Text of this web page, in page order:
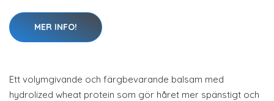
MER INFO!
Ett volymgivande och färgbevarande balsam med
hydrolized wheat protein som gör håret mer spänstigt och